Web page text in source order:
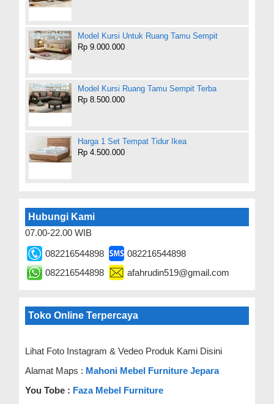
Model Kursi Untuk Ruang Tamu Sempit
Rp 9.000.000
Model Kursi Ruang Tamu Sempit Terba
Rp 8.500.000
Harga 1 Set Tempat Tidur Ikea
Rp 4.500.000
Hubungi Kami
07.00-22.00 WIB
082216544898
082216544898
082216544898
afahrudin519@gmail.com
Toko Online Terpercaya
Lihat Foto Instagram & Vedeo Produk Kami Disini
Alamat Maps : Mahoni Mebel Furniture Jepara
You Tobe : Faza Mebel Furniture